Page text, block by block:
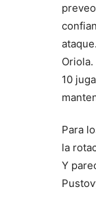
10
Para
la
Y